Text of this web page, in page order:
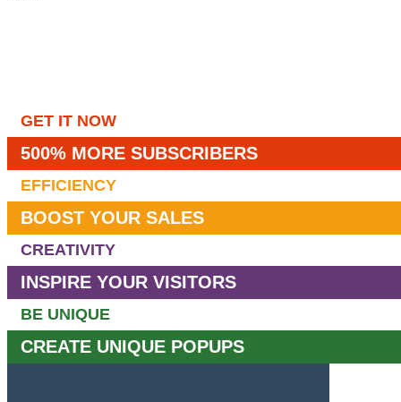
GET IT NOW
500% MORE SUBSCRIBERS
EFFICIENCY
BOOST YOUR SALES
CREATIVITY
INSPIRE YOUR VISITORS
BE UNIQUE
CREATE UNIQUE POPUPS